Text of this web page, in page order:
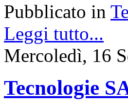
Pubblicato in
Leggi tutto...
Mercoledì, 16
Tecnologie